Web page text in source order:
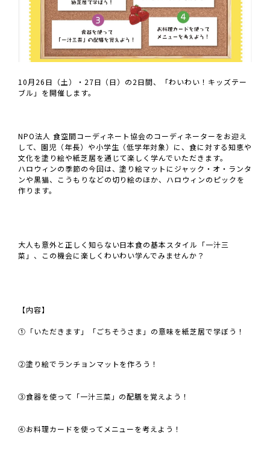
10月26日（土）・27日（日）の2日間、「わいわい！キッズテー
ブル」を開催します。
NPO法人 食空間コーディネート協会のコーディネーターをお迎え
して、園児（年長）や小学生（低学年対象）に、食に対する知恵や
文化を塗り絵や紙芝居を通じて楽しく学んでいただきます。
ハロウィンの季節の今回は、塗り絵マットにジャック・オ・ランタ
ンや黒猫、こうもりなどの切り絵のほか、ハロウィンのピックを
作ります。
大人も意外と正しく知らない日本食の基本スタイル「一汁三
菜」、この機会に楽しくわいわい学んでみませんか？
【内容】
①「いただきます」「ごちそうさま」の意味を紙芝居で学ぼう！
②塗り絵でランチョンマットを作ろう！
③食器を使って「一汁三菜」の配膳を覚えよう！
④お料理カードを使ってメニューを考えよう！